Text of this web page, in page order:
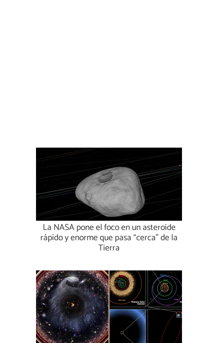
La NASA pone el foco en un asteroide
rápido y enorme que pasa “cerca” de la
Tierra